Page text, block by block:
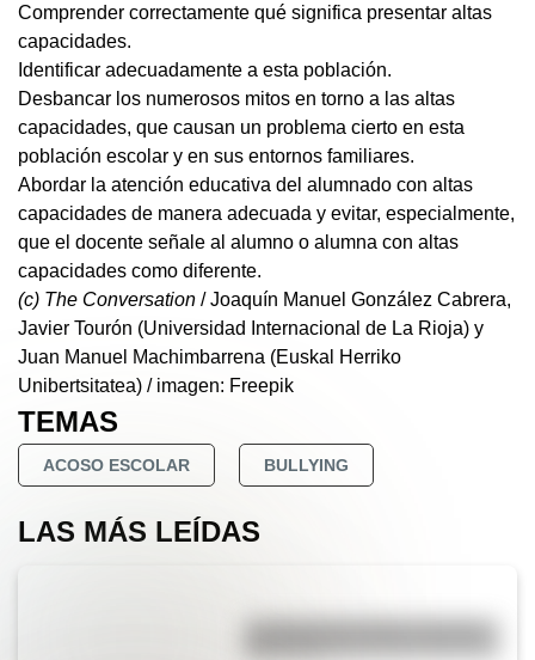
Comprender correctamente qué significa presentar altas
capacidades.
Identificar adecuadamente a esta población.
Desbancar los numerosos mitos en torno a las altas
capacidades, que causan un problema cierto en esta
población escolar y en sus entornos familiares.
Abordar la atención educativa del alumnado con altas
capacidades de manera adecuada y evitar, especialmente,
que el docente señale al alumno o alumna con altas
capacidades como diferente.
(c) The Conversation / Joaquín Manuel González Cabrera,
Javier Tourón (Universidad Internacional de La Rioja) y
Juan Manuel Machimbarrena (Euskal Herriko
Unibertsitatea) / imagen: Freepik
TEMAS
ACOSO ESCOLAR BULLYING
LAS MÁS LEÍDAS